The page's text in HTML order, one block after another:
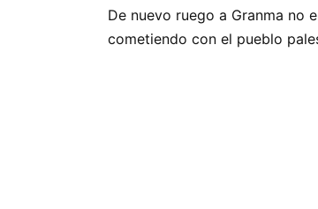
De nuevo ruego a Granma no
cometiendo con el pueblo